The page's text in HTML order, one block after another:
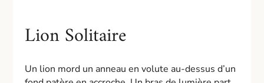
Lion Solitaire
Un lion mord un anneau en volute au-dessus d’un